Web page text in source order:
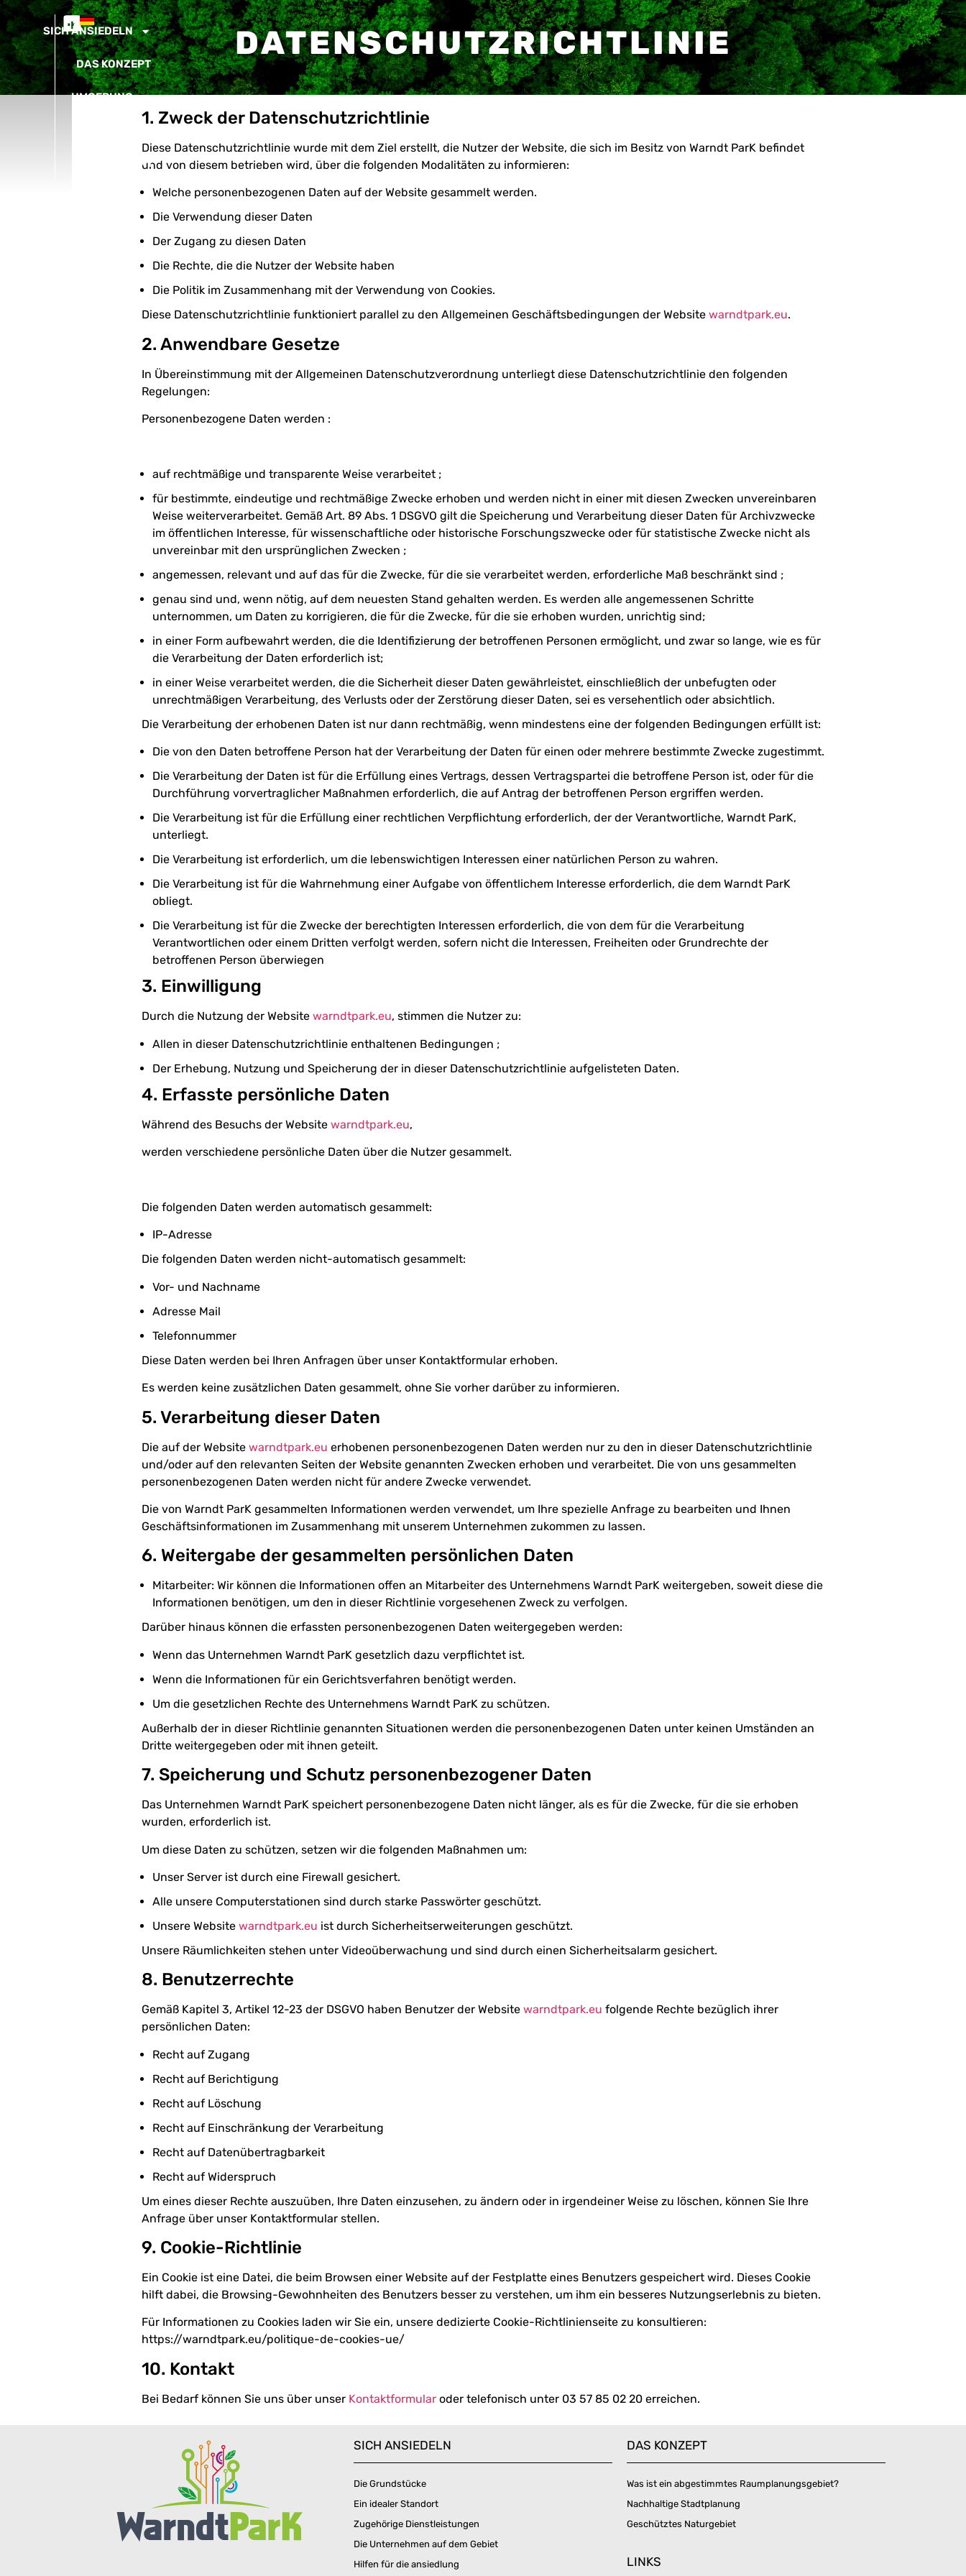
SICH ANSIEDELN
DAS KONZEPT
UMGEBUNG
KONTAKT
DATENSCHUTZRICHTLINIE
1. Zweck der Datenschutzrichtlinie
Diese Datenschutzrichtlinie wurde mit dem Ziel erstellt, die Nutzer der Website, die sich im Besitz von Warndt ParK befindet
und von diesem betrieben wird, über die folgenden Modalitäten zu informieren:
Welche personenbezogenen Daten auf der Website gesammelt werden.
Die Verwendung dieser Daten
Der Zugang zu diesen Daten
Die Rechte, die die Nutzer der Website haben
Die Politik im Zusammenhang mit der Verwendung von Cookies.
Diese Datenschutzrichtlinie funktioniert parallel zu den Allgemeinen Geschäftsbedingungen der Website warndtpark.eu.
2. Anwendbare Gesetze
In Übereinstimmung mit der Allgemeinen Datenschutzverordnung unterliegt diese Datenschutzrichtlinie den folgenden
Regelungen:
Personenbezogene Daten werden :
auf rechtmäßige und transparente Weise verarbeitet ;
für bestimmte, eindeutige und rechtmäßige Zwecke erhoben und werden nicht in einer mit diesen Zwecken unvereinbaren
Weise weiterverarbeitet. Gemäß Art. 89 Abs. 1 DSGVO gilt die Speicherung und Verarbeitung dieser Daten für Archivzwecke
im öffentlichen Interesse, für wissenschaftliche oder historische Forschungszwecke oder für statistische Zwecke nicht als
unvereinbar mit den ursprünglichen Zwecken ;
angemessen, relevant und auf das für die Zwecke, für die sie verarbeitet werden, erforderliche Maß beschränkt sind ;
genau sind und, wenn nötig, auf dem neuesten Stand gehalten werden. Es werden alle angemessenen Schritte
unternommen, um Daten zu korrigieren, die für die Zwecke, für die sie erhoben wurden, unrichtig sind;
in einer Form aufbewahrt werden, die die Identifizierung der betroffenen Personen ermöglicht, und zwar so lange, wie es für
die Verarbeitung der Daten erforderlich ist;
in einer Weise verarbeitet werden, die die Sicherheit dieser Daten gewährleistet, einschließlich der unbefugten oder
unrechtmäßigen Verarbeitung, des Verlusts oder der Zerstörung dieser Daten, sei es versehentlich oder absichtlich.
Die Verarbeitung der erhobenen Daten ist nur dann rechtmäßig, wenn mindestens eine der folgenden Bedingungen erfüllt ist:
Die von den Daten betroffene Person hat der Verarbeitung der Daten für einen oder mehrere bestimmte Zwecke zugestimmt.
Die Verarbeitung der Daten ist für die Erfüllung eines Vertrags, dessen Vertragspartei die betroffene Person ist, oder für die
Durchführung vorvertraglicher Maßnahmen erforderlich, die auf Antrag der betroffenen Person ergriffen werden.
Die Verarbeitung ist für die Erfüllung einer rechtlichen Verpflichtung erforderlich, der der Verantwortliche, Warndt ParK,
unterliegt.
Die Verarbeitung ist erforderlich, um die lebenswichtigen Interessen einer natürlichen Person zu wahren.
Die Verarbeitung ist für die Wahrnehmung einer Aufgabe von öffentlichem Interesse erforderlich, die dem Warndt ParK
obliegt.
Die Verarbeitung ist für die Zwecke der berechtigten Interessen erforderlich, die von dem für die Verarbeitung
Verantwortlichen oder einem Dritten verfolgt werden, sofern nicht die Interessen, Freiheiten oder Grundrechte der
betroffenen Person überwiegen
3. Einwilligung
Durch die Nutzung der Website warndtpark.eu, stimmen die Nutzer zu:
Allen in dieser Datenschutzrichtlinie enthaltenen Bedingungen ;
Der Erhebung, Nutzung und Speicherung der in dieser Datenschutzrichtlinie aufgelisteten Daten.
4. Erfasste persönliche Daten
Während des Besuchs der Website warndtpark.eu,
werden verschiedene persönliche Daten über die Nutzer gesammelt.
Die folgenden Daten werden automatisch gesammelt:
IP-Adresse
Die folgenden Daten werden nicht-automatisch gesammelt:
Vor- und Nachname
Adresse Mail
Telefonnummer
Diese Daten werden bei Ihren Anfragen über unser Kontaktformular erhoben.
Es werden keine zusätzlichen Daten gesammelt, ohne Sie vorher darüber zu informieren.
5. Verarbeitung dieser Daten
Die auf der Website warndtpark.eu erhobenen personenbezogenen Daten werden nur zu den in dieser Datenschutzrichtlinie
und/oder auf den relevanten Seiten der Website genannten Zwecken erhoben und verarbeitet. Die von uns gesammelten
personenbezogenen Daten werden nicht für andere Zwecke verwendet.
Die von Warndt ParK gesammelten Informationen werden verwendet, um Ihre spezielle Anfrage zu bearbeiten und Ihnen
Geschäftsinformationen im Zusammenhang mit unserem Unternehmen zukommen zu lassen.
6. Weitergabe der gesammelten persönlichen Daten
Mitarbeiter: Wir können die Informationen offen an Mitarbeiter des Unternehmens Warndt ParK weitergeben, soweit diese die
Informationen benötigen, um den in dieser Richtlinie vorgesehenen Zweck zu verfolgen.
Darüber hinaus können die erfassten personenbezogenen Daten weitergegeben werden:
Wenn das Unternehmen Warndt ParK gesetzlich dazu verpflichtet ist.
Wenn die Informationen für ein Gerichtsverfahren benötigt werden.
Um die gesetzlichen Rechte des Unternehmens Warndt ParK zu schützen.
Außerhalb der in dieser Richtlinie genannten Situationen werden die personenbezogenen Daten unter keinen Umständen an
Dritte weitergegeben oder mit ihnen geteilt.
7. Speicherung und Schutz personenbezogener Daten
Das Unternehmen Warndt ParK speichert personenbezogene Daten nicht länger, als es für die Zwecke, für die sie erhoben
wurden, erforderlich ist.
Um diese Daten zu schützen, setzen wir die folgenden Maßnahmen um:
Unser Server ist durch eine Firewall gesichert.
Alle unsere Computerstationen sind durch starke Passwörter geschützt.
Unsere Website warndtpark.eu ist durch Sicherheitserweiterungen geschützt.
Unsere Räumlichkeiten stehen unter Videoüberwachung und sind durch einen Sicherheitsalarm gesichert.
8. Benutzerrechte
Gemäß Kapitel 3, Artikel 12-23 der DSGVO haben Benutzer der Website warndtpark.eu folgende Rechte bezüglich ihrer
persönlichen Daten:
Recht auf Zugang
Recht auf Berichtigung
Recht auf Löschung
Recht auf Einschränkung der Verarbeitung
Recht auf Datenübertragbarkeit
Recht auf Widerspruch
Um eines dieser Rechte auszuüben, Ihre Daten einzusehen, zu ändern oder in irgendeiner Weise zu löschen, können Sie Ihre
Anfrage über unser Kontaktformular stellen.
9. Cookie-Richtlinie
Ein Cookie ist eine Datei, die beim Browsen einer Website auf der Festplatte eines Benutzers gespeichert wird. Dieses Cookie
hilft dabei, die Browsing-Gewohnheiten des Benutzers besser zu verstehen, um ihm ein besseres Nutzungserlebnis zu bieten.
Für Informationen zu Cookies laden wir Sie ein, unsere dedizierte Cookie-Richtlinienseite zu konsultieren:
https://warndtpark.eu/politique-de-cookies-ue/
10. Kontakt
Bei Bedarf können Sie uns über unser Kontaktformular oder telefonisch unter 03 57 85 02 20 erreichen.
SICH ANSIEDELN
Die Grundstücke
Ein idealer Standort
Zugehörige Dienstleistungen
Die Unternehmen auf dem Gebiet
Hilfen für die ansiedlung
DAS KONZEPT
Was ist ein abgestimmtes Raumplanungsgebiet?
Nachhaltige Stadtplanung
Geschütztes Naturgebiet
LINKS